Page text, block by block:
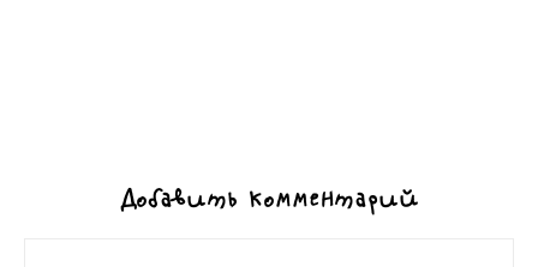
Добавить комментарий